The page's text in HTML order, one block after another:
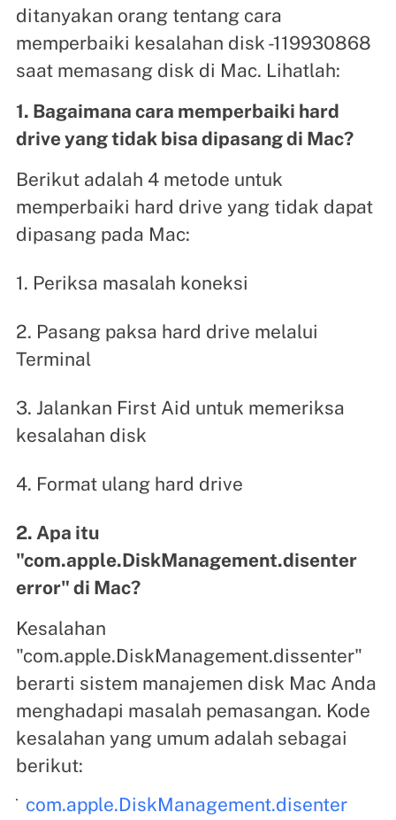
ditanyakan orang tentang cara
memperbaiki kesalahan disk -119930868
saat memasang disk di Mac. Lihatlah:
1. Bagaimana cara memperbaiki hard
drive yang tidak bisa dipasang di Mac?
Berikut adalah 4 metode untuk
memperbaiki hard drive yang tidak dapat
dipasang pada Mac:
1. Periksa masalah koneksi
2. Pasang paksa hard drive melalui
Terminal
3. Jalankan First Aid untuk memeriksa
kesalahan disk
4. Format ulang hard drive
2. Apa itu
"com.apple.DiskManagement.disenter
error" di Mac?
Kesalahan
"com.apple.DiskManagement.dissenter"
berarti sistem manajemen disk Mac Anda
menghadapi masalah pemasangan. Kode
kesalahan yang umum adalah sebagai
berikut:
com.apple.DiskManagement.disenter